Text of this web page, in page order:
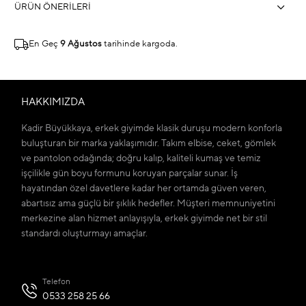
ÜRÜN ÖNERILERI
En Geç 9 Ağustos tarihinde kargoda.
HAKKIMIZDA
Kadir Büyükkaya, erkek giyimde klasik duruşu modern konforla
buluşturan bir marka yaklaşımıdır. Takım elbise, ceket, gömlek
ve pantolon odağında; doğru kalıp, kaliteli kumaş ve temiz
işçilikle gün boyu formunu koruyan parçalar sunar. İş
hayatından özel davetlere kadar her ortamda güven veren,
abartısız ama güçlü bir şıklık hedefler. Müşteri memnuniyetini
merkezine alan hizmet anlayışıyla, erkek giyimde net bir stil
standardı oluşturmayı amaçlar.
Telefon
0533 258 25 66